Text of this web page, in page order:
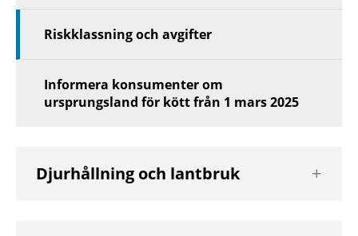
Riskklassning och avgifter
Informera konsumenter om
ursprungsland för kött från 1 mars 2025
Djurhållning och lantbruk
nästa